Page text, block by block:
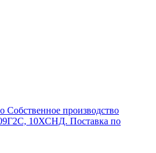
Собственное производство
10ХСНД. Поставка по